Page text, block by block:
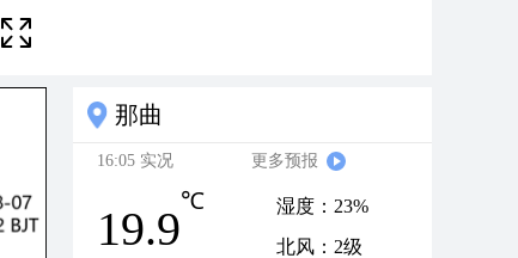
那曲
16:05 实况 更多预报
19.9
℃
湿度：23%
北风：2级